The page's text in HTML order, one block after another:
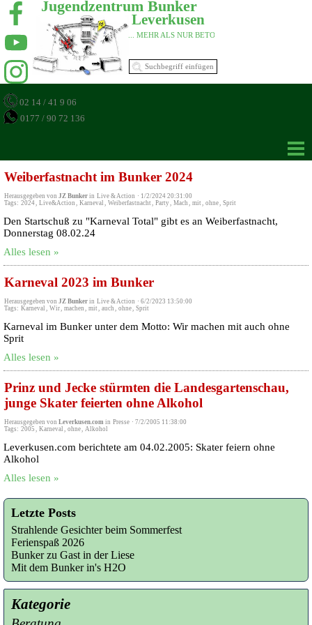
Jugendzentrum Bunker
... MEHR ALS NUR BETON
02 14 / 41 9 06
0177 / 90 72 136
Leverkusen
Weiberfastnacht im Bunker 2024
Herausgegeben von JZ Bunker in Live & Action · 1/2/2024 20:31:00
Tags: 2024, Live&Action , Karneval , Weiberfastnacht , Party, Mach , mit , ohne, Sprit
Den Startschuß zu "Karneval Total" gibt es an Weiberfastnacht,
Donnerstag 08.02.24
Alles lesen »
Karneval 2023 im Bunker
Herausgegeben von JZ Bunker in Live & Action · 6/2/2023 13:50:00
Tags: Karneval , Wir, machen , mit , auch , ohne, Sprit
Karneval im Bunker unter dem Motto: Wir machen mit auch ohne
Sprit
Alles lesen »
Prinz und Jecke stürmten die Landesgartenschau,
junge Skater feierten ohne Alkohol
Herausgegeben von Leverkusen.com in Presse · 7/2/2005 11:38:00
Tags: 2005 , Karneval , ohne, Alkohol
Leverkusen.com berichtete am 04.02.2005: Skater feiern ohne
Alkohol
Alles lesen »
Letzte Posts
Strahlende Gesichter beim Sommerfest
Ferienspaß 2026
Bunker zu Gast in der Liese
Mit dem Bunker in's H2O
Kategorie